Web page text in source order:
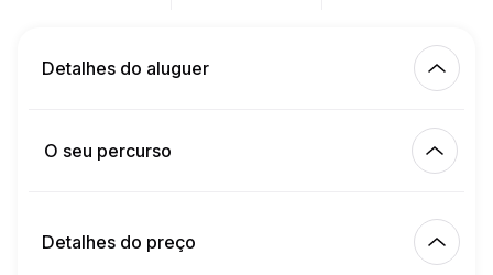
Detalhes do aluguer
450.00
21
O seu percurso
Acabamento
Detalhes do preço